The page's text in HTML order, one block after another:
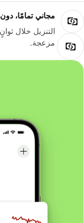
مجاني تمامًا، دون
التنزيل خلال
مزعجة.